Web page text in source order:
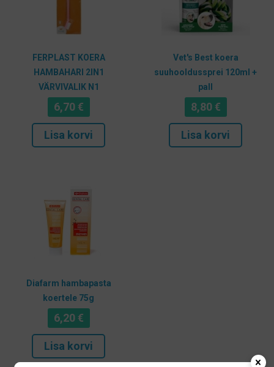
FERPLAST KOERA
HAMBAHARI 2IN1
VÄRVIVALIK N1
6,70€
Lisa korvi
Vet's Best koera
suuhooldussprei 120ml +
pall
8,80€
Lisa korvi
Diafarm hambapasta
koertele 75g
6,20€
Lisa korvi